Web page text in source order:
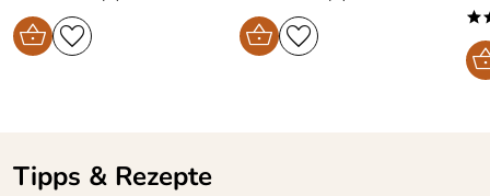
Tipps & Rezepte